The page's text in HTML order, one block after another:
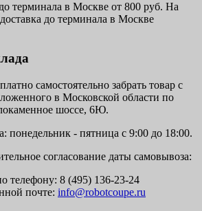
терминала в Москве от 800 руб. На
до терминала в Москве
самостоятельно забрать товар с
в Московской области по
шоссе, 6Ю.
понедельник - пятница с 9:00 до 18:00.
согласование даты самовывоза:
телефону: 8 (495) 136-23-24
почте: info@robotcoupe.ru